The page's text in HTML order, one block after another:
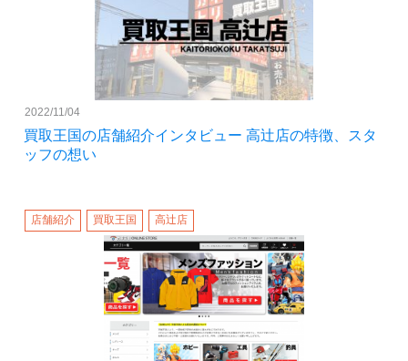
2022/11/04
買取王国の店舗紹介インタビュー 高辻店の特徴、スタ
ッフの想い
店舗紹介 買取王国 高辻店